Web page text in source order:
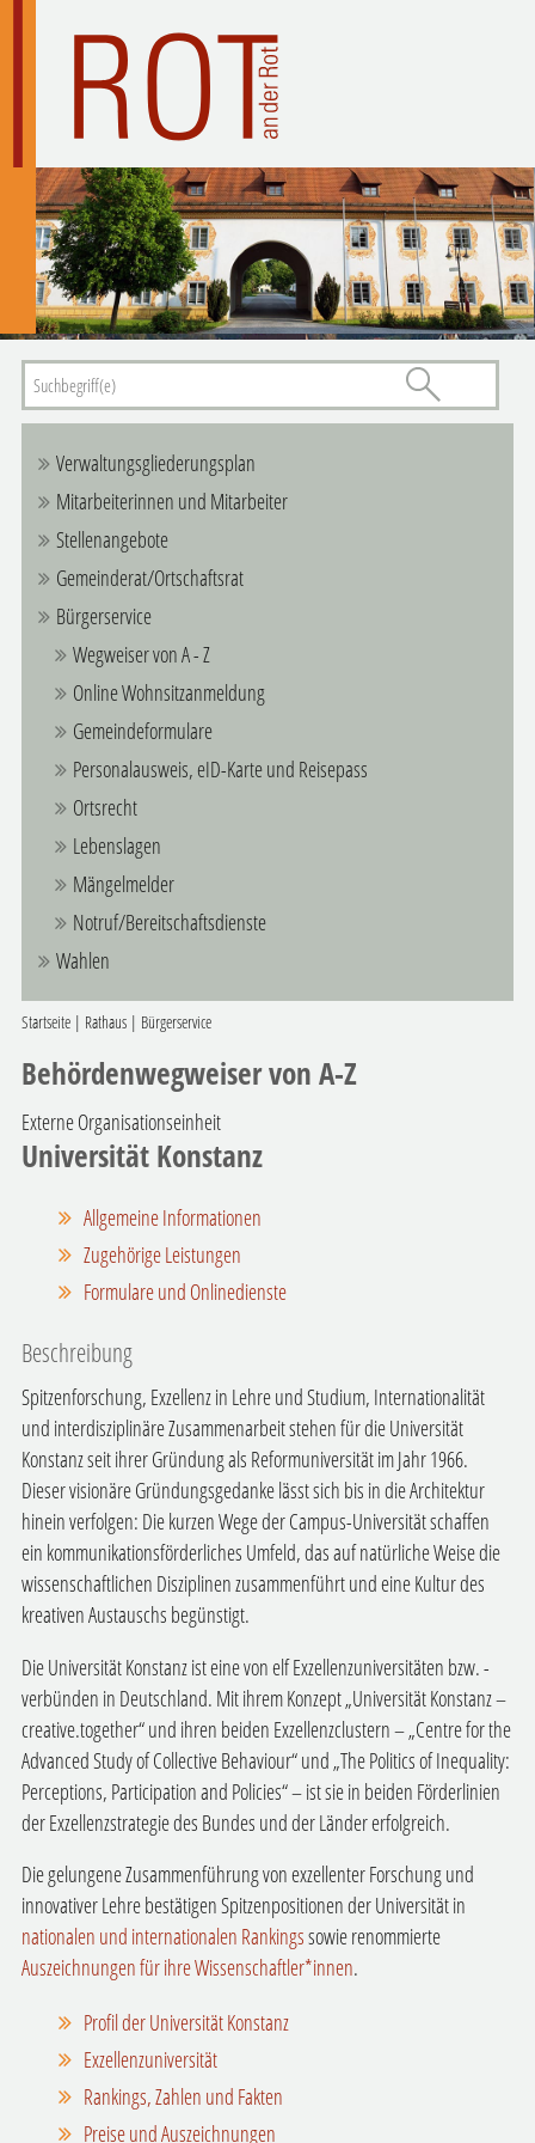
Verwaltungsgliederungsplan
Mitarbeiterinnen und Mitarbeiter
Stellenangebote
Gemeinderat/Ortschaftsrat
Bürgerservice
Wegweiser von A - Z
Online Wohnsitzanmeldung
Gemeindeformulare
Personalausweis, eID-Karte und Reisepass
Ortsrecht
Lebenslagen
Mängelmelder
Notruf/Bereitschaftsdienste
Wahlen
Startseite| Rathaus| Bürgerservice
Behördenwegweiser von A-Z
Externe Organisationseinheit
Universität Konstanz
Allgemeine Informationen
Zugehörige Leistungen
Formulare und Onlinedienste
Beschreibung
Spitzenforschung, Exzellenz in Lehre und Studium, Internationalität
und interdisziplinäre Zusammenarbeit stehen für die Universität
Konstanz seit ihrer Gründung als Reformuniversität im Jahr 1966.
Dieser visionäre Gründungsgedanke lässt sich bis in die Architektur
hinein verfolgen: Die kurzen Wege der Campus-Universität schaffen
ein kommunikationsförderliches Umfeld, das auf natürliche Weise die
wissenschaftlichen Disziplinen zusammenführt und eine Kultur des
kreativen Austauschs begünstigt.
Die Universität Konstanz ist eine von elf Exzellenzuniversitäten bzw. -
verbünden in Deutschland. Mit ihrem Konzept „Universität Konstanz –
creative.together“ und ihren beiden Exzellenzclustern – „Centre for the
Advanced Study of Collective Behaviour“ und „The Politics of Inequality:
Perceptions, Participation and Policies“ – ist sie in beiden Förderlinien
der Exzellenzstrategie des Bundes und der Länder erfolgreich.
Die gelungene Zusammenführung von exzellenter Forschung und
innovativer Lehre bestätigen Spitzenpositionen der Universität in
nationalen und internationalen Rankingssowie renommierte
Auszeichnungen für ihre Wissenschaftler*innen.
Profil der Universität Konstanz
Exzellenzuniversität
Rankings, Zahlen und Fakten
Preise und Auszeichnungen